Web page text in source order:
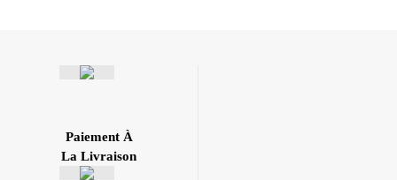
Paiement À
La Livraison